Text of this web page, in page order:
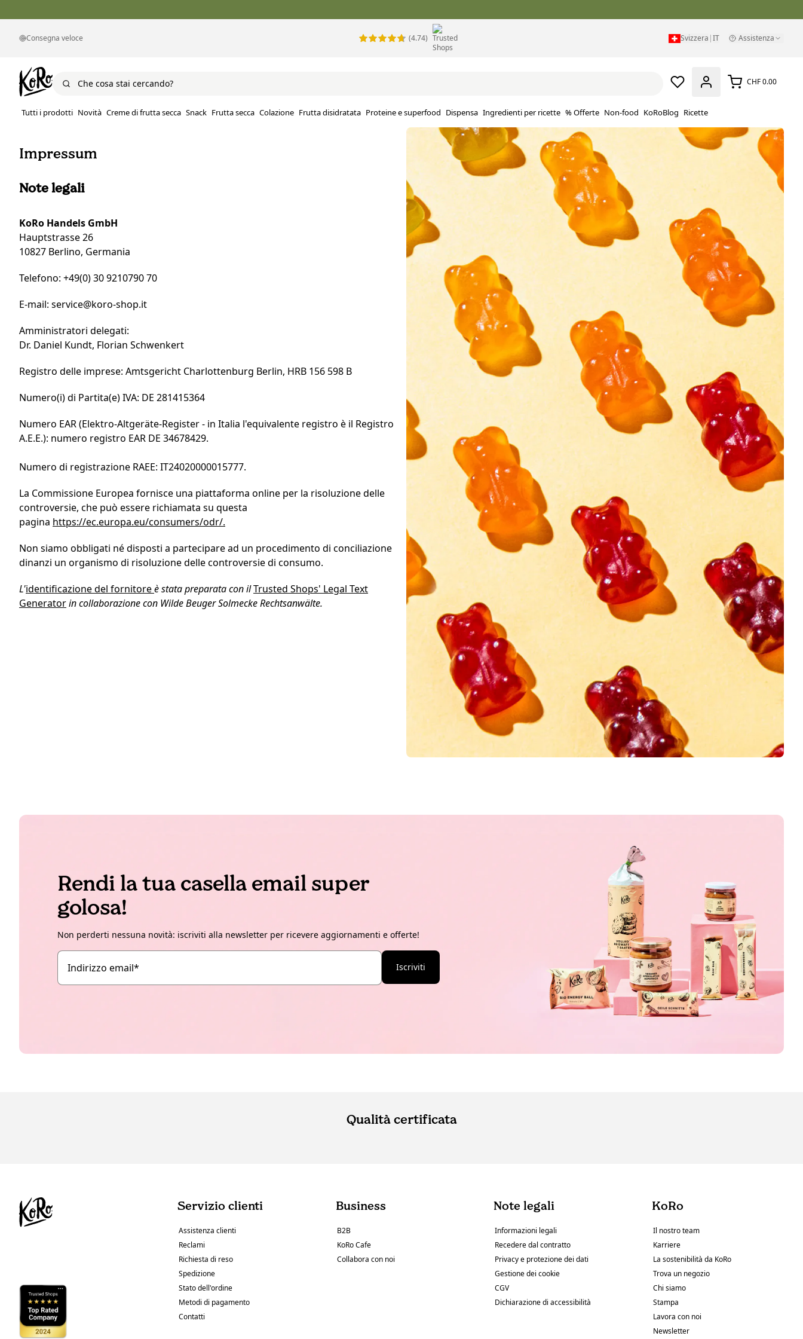
Consegna veloce (4.74) Svizzera |IT Assistenza
CHF 0.00
Tutti i prodotti Novità Creme di frutta secca Snack Frutta secca Colazione Frutta disidratata Proteine e superfood Dispensa Ingredienti per ricette % Offerte Non-food KoRoBlog Ricette
Impressum
Note legali
KoRo Handels GmbH
Hauptstrasse 26
10827 Berlino, Germania
Telefono: +49(0) 30 9210790 70
E-mail: service@koro-shop.it
Amministratori delegati:
Dr. Daniel Kundt, Florian Schwenkert
Registro delle imprese: Amtsgericht Charlottenburg Berlin, HRB 156 598 B
Numero(i) di Partita(e) IVA: DE 281415364
Numero EAR (Elektro-Altgeräte-Register - in Italia l'equivalente registro è il Registro
A.E.E.): numero registro EAR DE 34678429.
Numero di registrazione RAEE: IT24020000015777.
La Commissione Europea fornisce una piattaforma online per la risoluzione delle
controversie, che può essere richiamata su questa
pagina https://ec.europa.eu/consumers/odr/.
Non siamo obbligati né disposti a partecipare ad un procedimento di conciliazione
dinanzi un organismo di risoluzione delle controversie di consumo.
L'identificazione del fornitoreè stata preparata con ilTrusted Shops' Legal Text
Generatorin collaborazione con Wilde Beuger Solmecke Rechtsanwälte.
Rendi la tua casella email super
golosa!
Non perderti nessuna novità: iscriviti alla newsletter per ricevere aggiornamenti e offerte!
Indirizzo email* Iscriviti
Qualità certificata
Servizio clienti
Assistenza clienti
Reclami
Richiesta di reso
Spedizione
Stato dell'ordine
Metodi di pagamento
Contatti
Business
B2B
KoRo Cafe
Collabora con noi
Note legali
Informazioni legali
Recedere dal contratto
Privacy e protezione dei dati
Gestione dei cookie
CGV
Dichiarazione di accessibilità
KoRo
Il nostro team
Karriere
La sostenibilità da KoRo
Trova un negozio
Chi siamo
Stampa
Lavora con noi
Newsletter